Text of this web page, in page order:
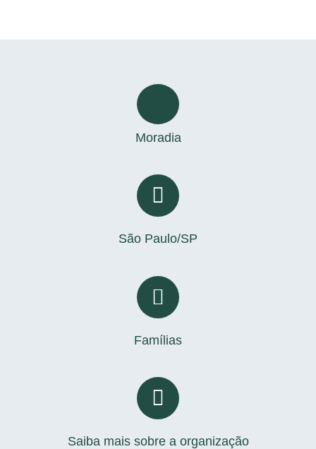
Moradia
São Paulo/SP
Famílias
Saiba mais sobre a organização